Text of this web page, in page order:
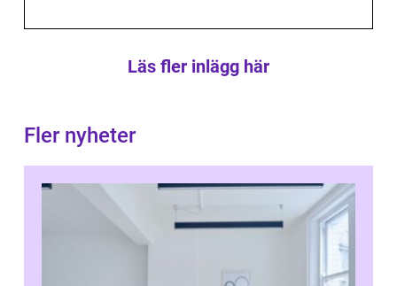
Läs fler inlägg här
Fler nyheter